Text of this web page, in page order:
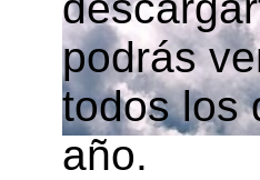
podrás
todos los
año.